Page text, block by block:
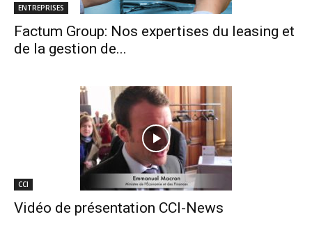
ENTREPRISES
Factum Group: Nos expertises du leasing et
de la gestion de...
CCI
Vidéo de présentation CCI-News